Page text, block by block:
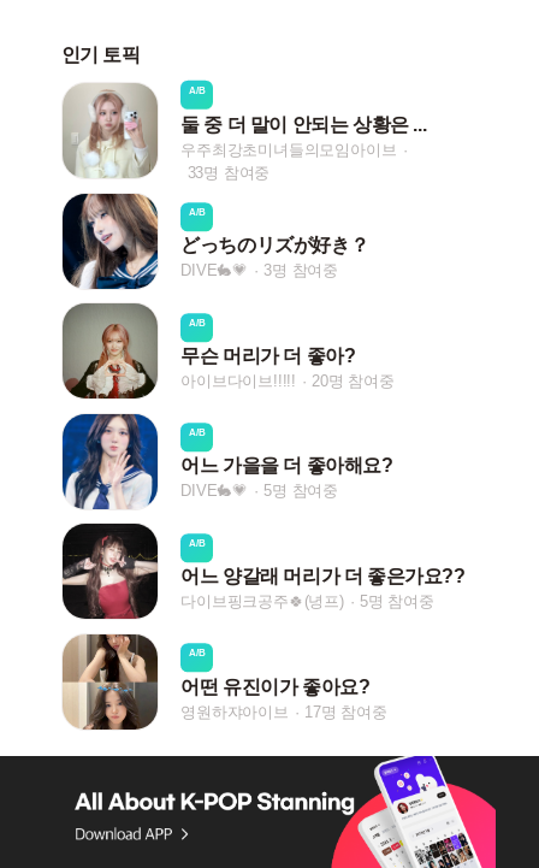
인기 토픽
A/B
둘 중 더 말이 안되는 상황은 ...
우주최강초미녀들의모임아이브
33명 참여중
A/B
どっちのリズが好き？
DIVE🐇💗 3명 참여중
A/B
무슨 머리가 더 좋아?
아이브다이브!!!!! 20명 참여중
A/B
어느 가을을 더 좋아해요?
DIVE🐇💗 5명 참여중
A/B
어느 양갈래 머리가 더 좋은가요??
다이브핑크공주🍀(녕프) 5명 참여중
A/B
어떤 유진이가 좋아요?
영원하쟈아이브 17명 참여중